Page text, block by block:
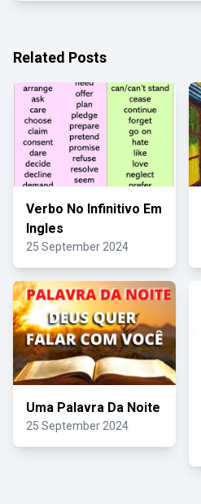
Related Posts
Verbo No Infinitivo Em
Ingles
25 September 2024
Uma Palavra Da Noite
25 September 2024